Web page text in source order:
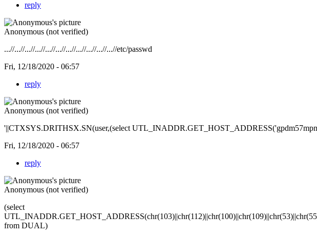
reply
Anonymous (not verified)
...//...//...//...//...//...//...//...//...//...//...//etc/passwd
Fri, 12/18/2020 - 06:57
reply
Anonymous (not verified)
'||CTXSYS.DRITHSX.SN(user,(select
Fri, 12/18/2020 - 06:57
reply
Anonymous (not verified)
(select
from DUAL)